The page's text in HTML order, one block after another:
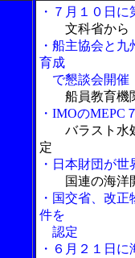
・７月１０日
文科省から
・船主協会と
育成
で懇談会開催
船員教育機
・IMOのMEPC
バラスト水
定
・日本財団が
国連の海洋
・国交省、改
件を
認定
・６月２１日